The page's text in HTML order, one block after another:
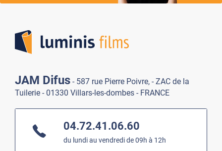
JAM Difus - 587 rue Pierre Poivre, - ZAC de la
Tuilerie - 01330 Villars-les-dombes - FRANCE
04.72.41.06.60
du lundi au vendredi de 09h à 12h